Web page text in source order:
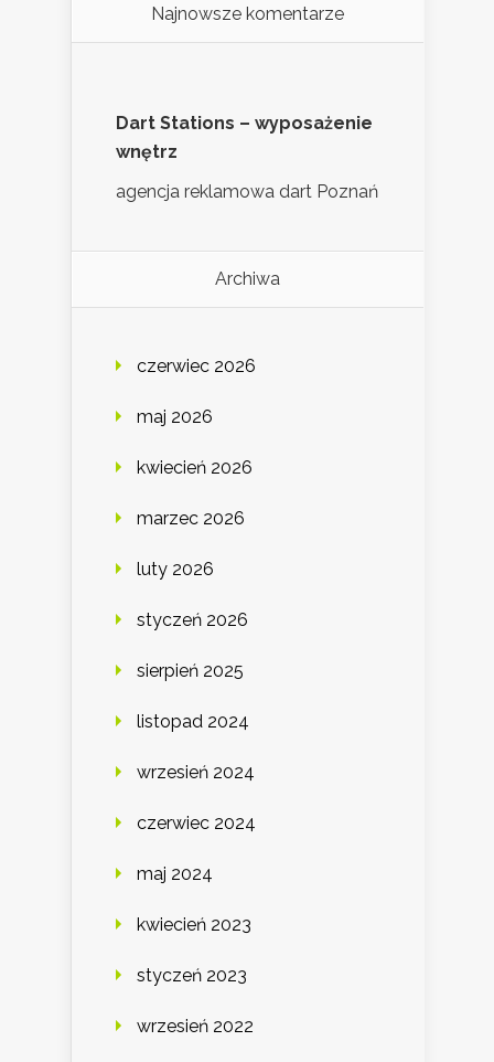
Najnowsze komentarze
Dart Stations – wyposażenie
wnętrz
agencja reklamowa dart Poznań
Archiwa
czerwiec 2026
maj 2026
kwiecień 2026
marzec 2026
luty 2026
styczeń 2026
sierpień 2025
listopad 2024
wrzesień 2024
czerwiec 2024
maj 2024
kwiecień 2023
styczeń 2023
wrzesień 2022